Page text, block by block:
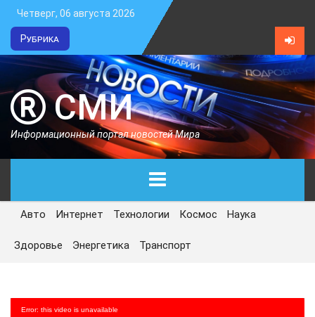
Четверг, 06 августа 2026
Рубрика
СМИ
Информационный портал новостей Мира
ГЛАВНАЯ
СЕГОДНЯ
Авто Интернет Технологии Космос Наука
Здоровье Энергетика Транспорт
Error: this video is unavailable